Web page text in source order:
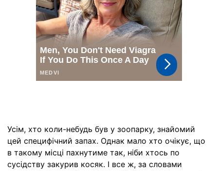
Усім, хто коли-небудь був у зоопарку, знайомий
цей специфічний запах. Однак мало хто очікує, що
в такому місці пахнутиме так, ніби хтось по
сусідству закурив косяк. І все ж, за словами